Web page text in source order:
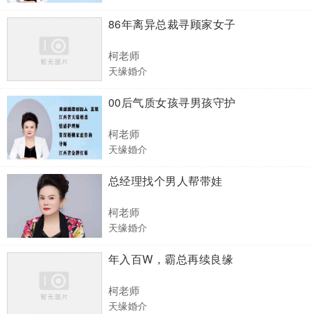
86年离异总裁寻顾家女子
柯老师
天缘婚介
00后气质女孩寻男孩守护
柯老师
天缘婚介
总经理找个男人帮带娃
柯老师
天缘婚介
年入百W，霸总再续良缘
柯老师
天缘婚介